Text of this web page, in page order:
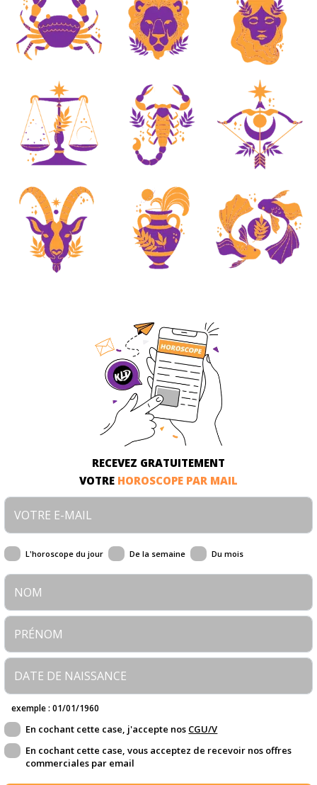
RECEVEZ GRATUITEMENT
VOTRE HOROSCOPE PAR MAIL
L'horoscope du jour De la semaine Du mois
exemple : 01/01/1960
En cochant cette case, j'accepte nos CGU/V
En cochant cette case, vous acceptez de recevoir nos offres
commerciales par email